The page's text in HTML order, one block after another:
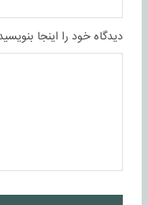
دیدگاه خود را اینجا